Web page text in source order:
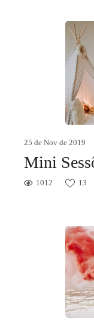
25 de Nov de 2019
Mini
1012 13